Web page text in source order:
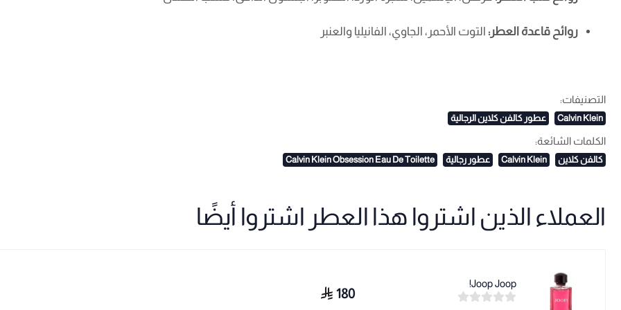
روائح قاعدة العطر: التوت الأحمر، الجاوي، الفانيليا والعنبر
التصنيفات:
Calvin Klein عطور كالفن كلاين الرجالية
الكلمات الشائعة:
كالفن كلاين Calvin Klein عطور رجالية Calvin Klein Obsession Eau De Toilette
العملاء الذين اشتروا هذا العطر اشتروا أيضًا
Joop Joop!
180